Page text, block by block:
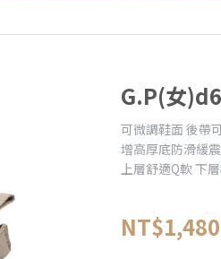
G.P(女
可微調鞋面 後帶
增高厚底防滑緩
上層舒適Q軟 下
NT$1,480